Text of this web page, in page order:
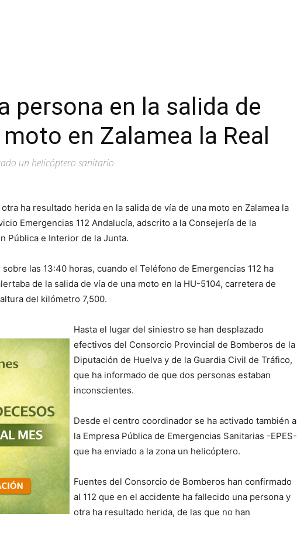
persona en la salida de
en Zalamea la Real
un helicóptero sanitario
ha resultado herida en la salida de vía de una moto en Zalamea la
Emergencias 112 Andalucía, adscrito a la Consejería de la
Pública e Interior de la Junta.
las 13:40 horas, cuando el Teléfono de Emergencias 112 ha
de la salida de vía de una moto en la HU-5104, carretera de
del kilómetro 7,500.
Hasta el lugar del siniestro se han desplazado
efectivos del Consorcio Provincial de Bomberos de la
Diputación de Huelva y de la Guardia Civil de Tráfico,
que ha informado de que dos personas estaban
inconscientes.
Desde el centro coordinador se ha activado también a
la Empresa Pública de Emergencias Sanitarias -EPES-
que ha enviado a la zona un helicóptero.
Fuentes del Consorcio de Bomberos han confirmado
al 112 que en el accidente ha fallecido una persona y
otra ha resultado herida, de las que no han